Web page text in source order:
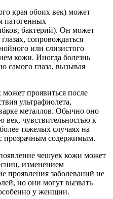
края обоих век) может
патогенных
бактерий). Он может
сопровождаться
или слизистого
кожи. Иногда болезнь
самого глаза, вызывая
проявиться после
ультрафиолета,
металлов. Обычно оно
век, чувствительностью к
тяжелых случаях на
прозрачным содержимым.
чешуек кожи может
изменением
проявления заболеваний не
но они могут вызвать
у женщин.